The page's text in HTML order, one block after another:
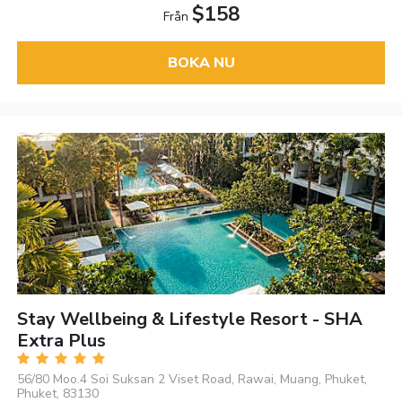
Från $158
BOKA NU
Stay Wellbeing & Lifestyle Resort - SHA
Extra Plus
56/80 Moo.4 Soi Suksan 2 Viset Road, Rawai, Muang, Phuket,
Phuket, 83130